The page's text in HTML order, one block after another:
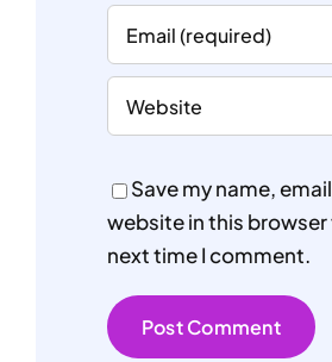
Save my name,
website in this
next time I comment.